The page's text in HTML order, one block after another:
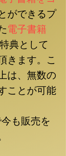
ができるプ
電子書籍
典として
きます。こ
は、無数の
ことが可能
も販売を